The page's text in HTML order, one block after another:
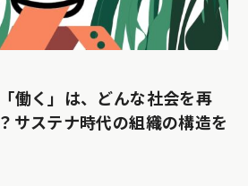
働く」は、どんな社会を再
サステナ時代の組織の構造を